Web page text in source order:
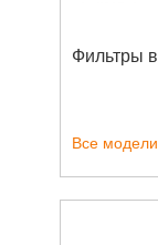
Фильтры
Все модели